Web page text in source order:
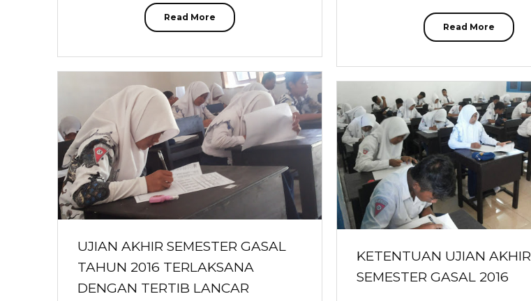
Read More
Read More
UJIAN AKHIR SEMESTER GASAL
TAHUN 2016 TERLAKSANA
DENGAN TERTIB LANCAR
KETENTUAN UJIAN AKHIR
SEMESTER GASAL 2016